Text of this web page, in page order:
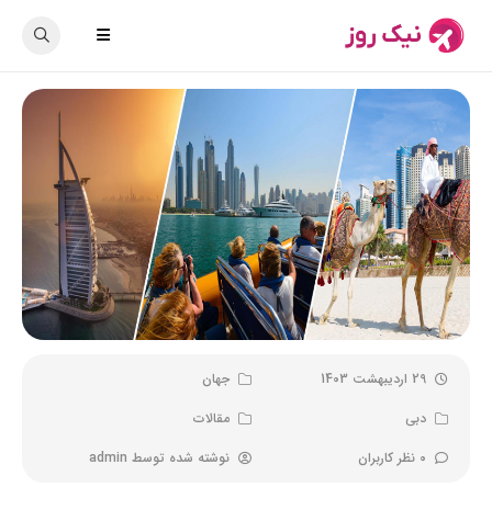
29 اردیبهشت 1403
جهان
دبی
مقالات
0 نظر کاربران
نوشته شده توسط admin